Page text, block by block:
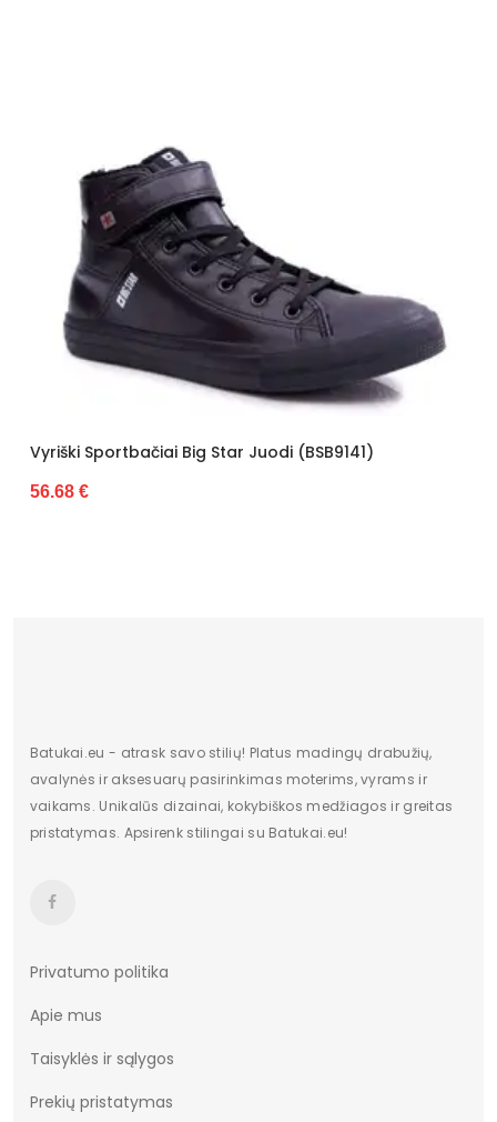
Vyriški Sportbačiai Big Star Juodi (BSB9141)
56.68 €
Batukai.eu - atrask savo stilių! Platus madingų drabužių,
avalynės ir aksesuarų pasirinkimas moterims, vyrams ir
vaikams. Unikalūs dizainai, kokybiškos medžiagos ir greitas
pristatymas. Apsirenk stilingai su Batukai.eu!
Privatumo politika
Apie mus
Taisyklės ir sąlygos
Prekių pristatymas